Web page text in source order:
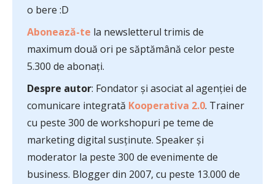
o bere :D
Abonează-te la newsletterul trimis de
maximum două ori pe săptămână celor peste
5.300 de abonați.
Despre autor: Fondator și asociat al agenției de
comunicare integrată Kooperativa 2.0. Trainer
cu peste 300 de workshopuri pe teme de
marketing digital susținute. Speaker și
moderator la peste 300 de evenimente de
business. Blogger din 2007, cu peste 13.000 de